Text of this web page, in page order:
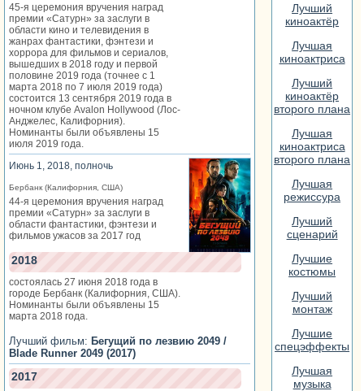
Лучший
киноактёр
Лучшая
киноактриса
Лучший
киноактёр
второго плана
Лучшая
киноактриса
второго плана
Лучшая
режиссура
Лучший
сценарий
Лучшие
костюмы
Лучший
монтаж
Лучшие
спецэффекты
Лучшая
музыка
45-я церемония вручения наград
премии «Сатурн» за заслуги в
области кино и телевидения в
жанрах фантастики, фэнтези и
хоррора для фильмов и сериалов,
вышедших в 2018 году и первой
половине 2019 года (точнее с 1
марта 2018 по 7 июля 2019 года)
состоится 13 сентября 2019 года в
ночном клубе Avalon Hollywood (Лос-
Анджелес, Калифорния).
Номинанты были объявлены 15
июля 2019 года.
2018
Июнь 1, 2018, полночь
Бербанк (Калифорния, США)
44-я церемония вручения наград
премии «Сатурн» за заслуги в
области фантастики, фэнтези и
фильмов ужасов за 2017 год
состоялась 27 июня 2018 года в
городе Бербанк (Калифорния, США).
Номинанты были объявлены 15
марта 2018 года.
Лучший фильм: Бегущий по лезвию 2049 /
Blade Runner 2049 (2017)
2017